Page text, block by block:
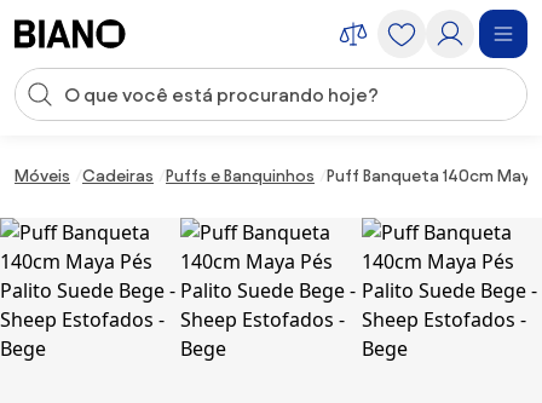
Entrada de pesquisa
Móveis Cadeiras Puffs e Banquinhos Puff Banqueta 140cm